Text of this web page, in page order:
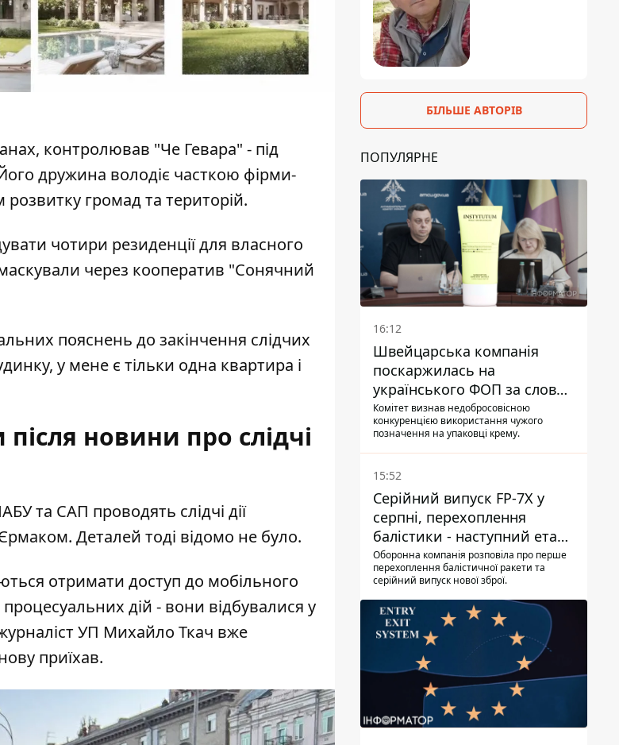
контролював "Че Гевара" - під
дружина володіє часткою фірми-
громад та територій.
чотири резиденції для власного
через кооператив "Сонячний
пояснень до закінчення слідчих
у мене є тільки одна квартира і
новини про слідчі
та САП проводять слідчі дії
Деталей тоді відомо не було.
отримати доступ до мобільного
дій - вони відбувалися у
УП Михайло Ткач вже
приїхав.
БІЛЬШЕ АВТОРІВ
ПОПУЛЯРНЕ
16:12
Швейцарська компанія
поскаржилась на
українського ФОП за слова
SUN SCRIPTION на упаковці
крему - АМКУ наклав штраф
Комітет визнав недобросовісною
конкуренцією використання чужого
позначення на упаковці крему.
15:52
Серійний випуск FP-7X у
серпні, перехоплення
балістики - наступний етап -
Fire Point конкретизувало
плани
Оборонна компанія розповіла про перше
перехоплення балістичної ракети та
серійний випуск нової зброї.